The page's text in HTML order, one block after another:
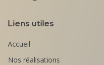
Liens utiles
Accueil
Nos réalisations